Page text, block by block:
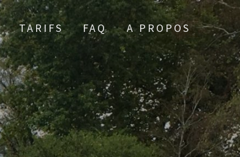
TARIFS FAQ A PROPOS